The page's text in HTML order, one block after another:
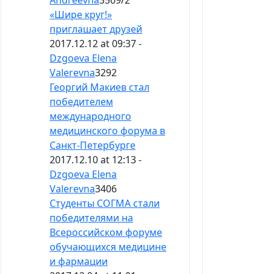
«Шире круг!»
приглашает друзей
2017.12.12 at 09:37 -
Dzgoeva Elena
Valerevna3292
Георгий Макиев стал
победителем
международного
медицинского форума в
Санкт-Петербурге
2017.12.10 at 12:13 -
Dzgoeva Elena
Valerevna3406
Студенты СОГМА стали
победителями на
Всероссийском форуме
обучающихся медицине
и фармации